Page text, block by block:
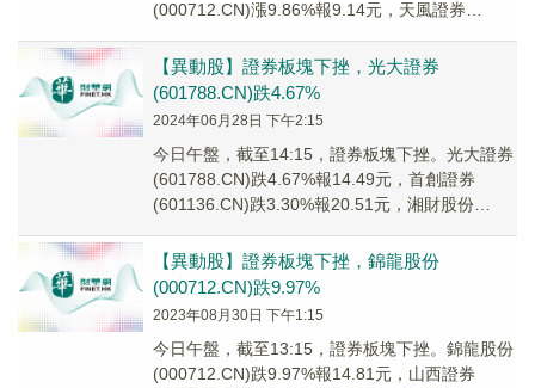
(000712.CN)漲9.86%報9.14元，天風證券
【異動股】證券板塊下挫，光大證券
(601788.CN)跌4.67%
2024年06月28日 下午2:15
今日午盤，截至14:15，證券板塊下挫。光大證券
(601788.CN)跌4.67%報14.49元，首創證券
(601136.CN)跌3.30%報20.51元，湘財股份
【異動股】證券板塊下挫，錦龍股份
(000712.CN)跌9.97%
2023年08月30日 下午1:15
今日午盤，截至13:15，證券板塊下挫。錦龍股份
(000712.CN)跌9.97%報14.81元，山西證券